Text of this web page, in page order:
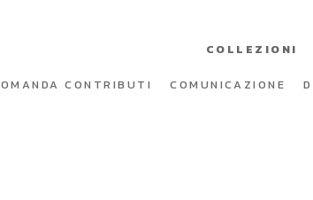
COLLEZIONI
CONTRIBUTI COMUNICAZIONE